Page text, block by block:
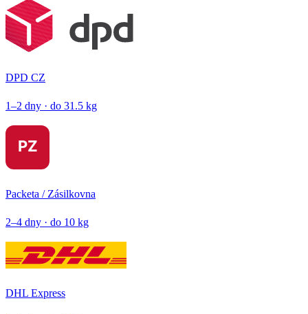
DPD CZ
1–2 dny · do 31.5 kg
Packeta / Zásilkovna
2–4 dny · do 10 kg
DHL Express